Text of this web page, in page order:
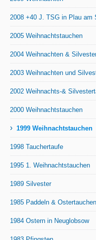
2008 +40 J. TSG in Plau am
2005 Weihnachtstauchen
2004 Weihnachten &
2003 Weihnachten und
2002 Weihnachts-&
2000 Weihnachtstauchen
› 1999 Weihnachtstauchen
1998 Tauchertaufe
1995 1. Weihnachtstauchen
1989 Silvester
1985 Paddeln & Ostertauchen
1984 Ostern in Neuglobsow